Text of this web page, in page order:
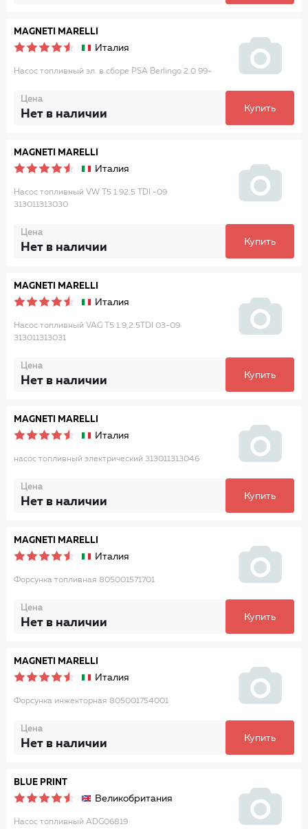
MAGNETI MARELLI
Италия
Насос топливный эл. в сборе PSA Berlingo 2.0 99-
Цена
Нет в наличии Купить
MAGNETI MARELLI
Италия
Насос топливный VW T5 1.92.5 TDI -09
313011313030
Цена
Нет в наличии Купить
MAGNETI MARELLI
Италия
Насос топливный VAG T5 1.9,2.5TDI 03-09
313011313031
Цена
Нет в наличии Купить
MAGNETI MARELLI
Италия
насос топливный электрический 313011313046
Цена
Нет в наличии Купить
MAGNETI MARELLI
Италия
Форсунка топливная 805001571701
Цена
Нет в наличии Купить
MAGNETI MARELLI
Италия
Форсунка инжекторная 805001754001
Цена
Нет в наличии Купить
BLUE PRINT
Великобритания
Насос топливный ADG06819